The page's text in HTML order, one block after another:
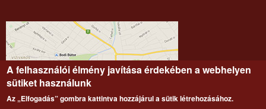
A felhasználói élmény javítása érdekében a webhelyen
sütiket használunk
Az „Elfogadás” gombra kattintva hozzájárul a sütik létrehozásához.